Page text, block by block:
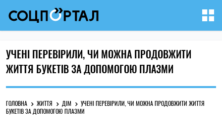
УЧЕНІ ПЕРЕВІРИЛИ, ЧИ МОЖНА ПРОДОВЖИТИ
ЖИТТЯ БУКЕТІВ ЗА ДОПОМОГОЮ ПЛАЗМИ
ГОЛОВНА ЖИТТЯ ДІМ
УЧЕНІ ПЕРЕВІРИЛИ, ЧИ МОЖНА ПРОДОВЖИТИ ЖИТТЯ
БУКЕТІВ ЗА ДОПОМОГОЮ ПЛАЗМИ